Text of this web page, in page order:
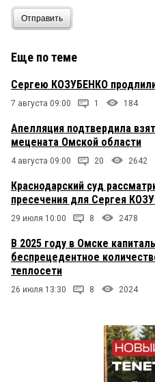
Отправить
Еще по теме
Сергею КОЗУБЕНКО
7 августа 09:00 1 184
Апелляция подтвердила
мецената Омской области
4 августа 09:00 20 2642
Краснодарский суд
пресечения для Сергея
29 июля 10:00 8 2478
В 2025 году в Омске
беспрецедентное
теплосети
26 июля 13:30 8 2024